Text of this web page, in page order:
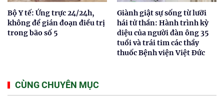
Bộ Y tế: Ứng trực 24/24h,
không để gián đoạn điều trị
trong bão số 5
Giành giật sự sống từ lưỡi
hái tử thần: Hành trình kỳ
diệu của người đàn ông 35
tuổi và trái tim các thầy
thuốc Bệnh viện Việt Đức
CÙNG CHUYÊN MỤC